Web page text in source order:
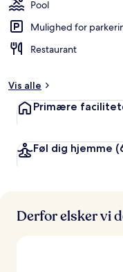
Pool
Mulighed for
Restaurant
Vis alle
Primære
Føl dig hjemme
Derfor elsker vi